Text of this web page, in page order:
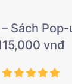
Sách Pop-
vnđ